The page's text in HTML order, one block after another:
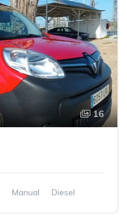
16
Manual
Diesel